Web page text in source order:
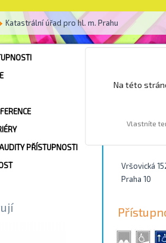
Katastrální úřad pro hl. m. Prahu
PŘÍSTUPNOSTI
Grand
Vršovická
Praha 10
Na této
Vlastníte